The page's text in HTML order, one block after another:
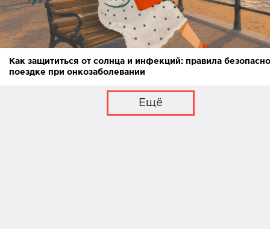
Как защититься от солнца и инфекций: правила
поездке при онкозаболевании
Ещё